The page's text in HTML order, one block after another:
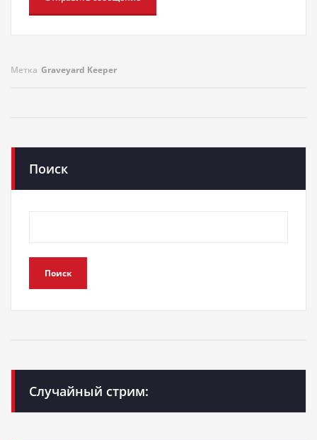
Метка Graveyard Keeper
Поиск
Поиск
Случайный стрим: